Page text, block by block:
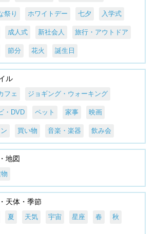
祭り ホワイトデー 七夕 入学式
成人式 新社会人 旅行・アウトドア
節分 花火 誕生日
ル
フェ ジョギング・ウォーキング
・DVD ペット 家事 映画
買い物 音楽・楽器 飲み会
地図
天体・季節
夏 天気 宇宙 星座 春 秋